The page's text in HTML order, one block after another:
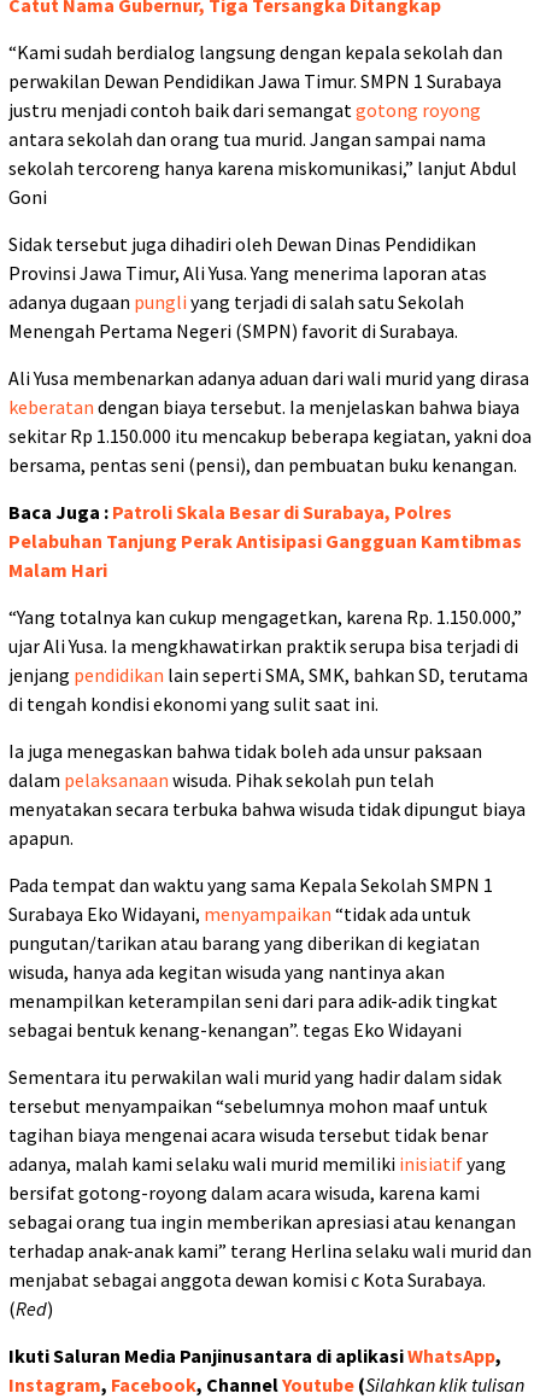
“Kami sudah berdialog langsung dengan kepala sekolah dan
perwakilan Dewan Pendidikan Jawa Timur. SMPN 1 Surabaya
justru menjadi contoh baik dari semangat gotong royong
antara sekolah dan orang tua murid. Jangan sampai nama
sekolah tercoreng hanya karena miskomunikasi,” lanjut Abdul
Goni
Sidak tersebut juga dihadiri oleh Dewan Dinas Pendidikan
Provinsi Jawa Timur, Ali Yusa. Yang menerima laporan atas
adanya dugaan pungli yang terjadi di salah satu Sekolah
Menengah Pertama Negeri (SMPN) favorit di Surabaya.
Ali Yusa membenarkan adanya aduan dari wali murid yang dirasa
keberatan dengan biaya tersebut. Ia menjelaskan bahwa biaya
sekitar Rp 1.150.000 itu mencakup beberapa kegiatan, yakni doa
bersama, pentas seni (pensi), dan pembuatan buku kenangan.
Baca Juga : Patroli Skala Besar di Surabaya, Polres
Pelabuhan Tanjung Perak Antisipasi Gangguan Kamtibmas
Malam Hari
“Yang totalnya kan cukup mengagetkan, karena Rp. 1.150.000,”
ujar Ali Yusa. Ia mengkhawatirkan praktik serupa bisa terjadi di
jenjang pendidikan lain seperti SMA, SMK, bahkan SD, terutama
di tengah kondisi ekonomi yang sulit saat ini.
Ia juga menegaskan bahwa tidak boleh ada unsur paksaan
dalam pelaksanaan wisuda. Pihak sekolah pun telah
menyatakan secara terbuka bahwa wisuda tidak dipungut biaya
apapun.
Pada tempat dan waktu yang sama Kepala Sekolah SMPN 1
Surabaya Eko Widayani, menyampaikan “tidak ada untuk
pungutan/tarikan atau barang yang diberikan di kegiatan
wisuda, hanya ada kegitan wisuda yang nantinya akan
menampilkan keterampilan seni dari para adik-adik tingkat
sebagai bentuk kenang-kenangan”. tegas Eko Widayani
Sementara itu perwakilan wali murid yang hadir dalam sidak
tersebut menyampaikan “sebelumnya mohon maaf untuk
tagihan biaya mengenai acara wisuda tersebut tidak benar
adanya, malah kami selaku wali murid memiliki inisiatifyang
bersifat gotong-royong dalam acara wisuda, karena kami
sebagai orang tua ingin memberikan apresiasi atau kenangan
terhadap anak-anak kami” terang Herlina selaku wali murid dan
menjabat sebagai anggota dewan komisi c Kota Surabaya.
(Red)
Ikuti Saluran Media Panjinusantara di aplikasiWhatsApp,
Instagram, Facebook, ChannelYoutube (Silahkan klik tulisan